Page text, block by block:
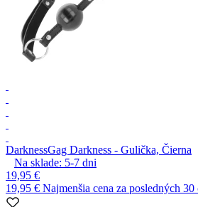
DarknessGag Darkness - Gulička, Čierna
Na sklade: 5-7 dni
19,95 €
19,95 € Najmenšia cena za posledných 30